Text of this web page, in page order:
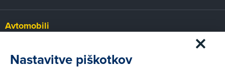
Avtomobili
Prvi pogled
Za volanom
Nastavitve piškotkov